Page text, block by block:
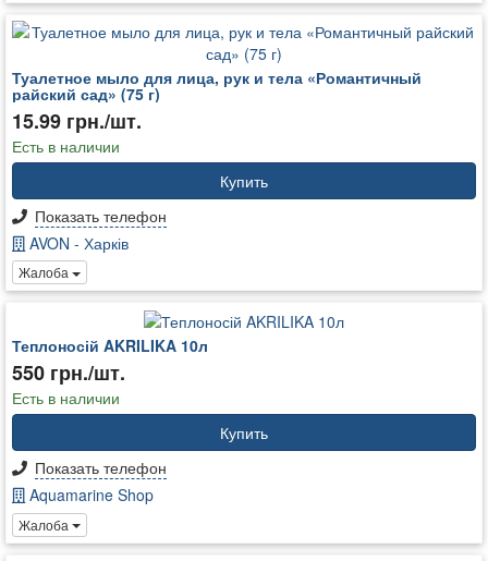
Туалетное мыло для лица, рук и тела «Романтичный
райский сад» (75 г)
15.99 грн./шт.
Есть в наличии
Купить
Показать телефон
AVON - Харків
Жалоба
Теплоносій AKRILIKA 10л
550 грн./шт.
Есть в наличии
Купить
Показать телефон
Aquamarine Shop
Жалоба